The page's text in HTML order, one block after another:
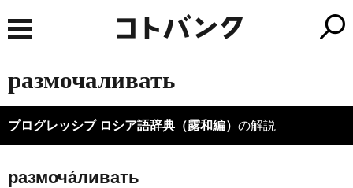
размочаливать
プログレッシブ ロシア語辞典（露和編） の解説
размоча́ливать